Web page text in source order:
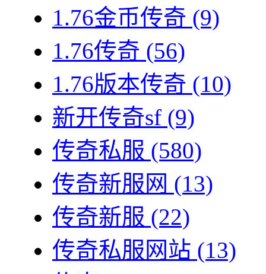
1.76金币传奇 (9)
1.76传奇 (56)
1.76版本传奇 (10)
新开传奇sf (9)
传奇私服 (580)
传奇新服网 (13)
传奇新服 (22)
传奇私服网站 (13)